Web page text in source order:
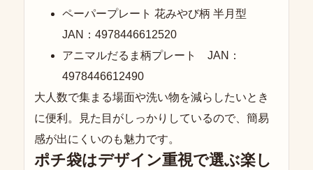
ペーパープレート 花みやび柄 半月型
JAN：4978446612520
アニマルだるま柄プレート JAN：
4978446612490
大人数で集まる場面や洗い物を減らしたいとき
に便利。見た目がしっかりしているので、簡易
感が出にくいのも魅力です。
ポチ袋はデザイン重視で選ぶ楽し